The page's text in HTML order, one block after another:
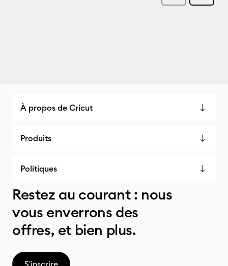
À propos de Cricut
Produits
Politiques
Restez au courant : nous
vous enverrons des
offres, et bien plus.
S'inscrire